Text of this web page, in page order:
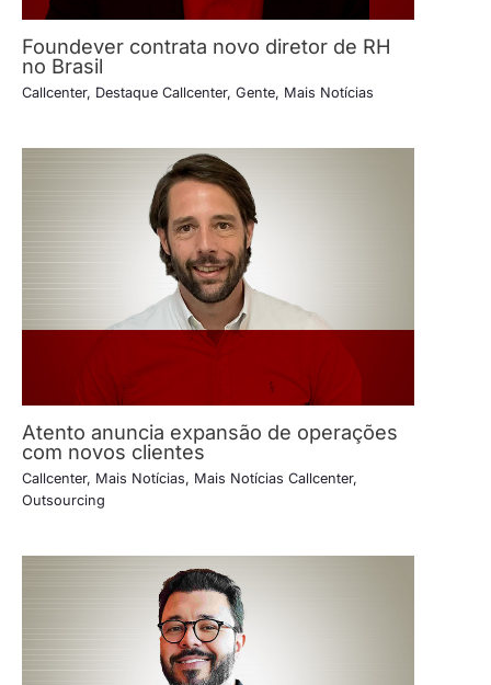
Foundever contrata novo diretor de RH
no Brasil
Callcenter, Destaque Callcenter, Gente, Mais Notícias
Atento anuncia expansão de operações
com novos clientes
Callcenter, Mais Notícias, Mais Notícias Callcenter,
Outsourcing